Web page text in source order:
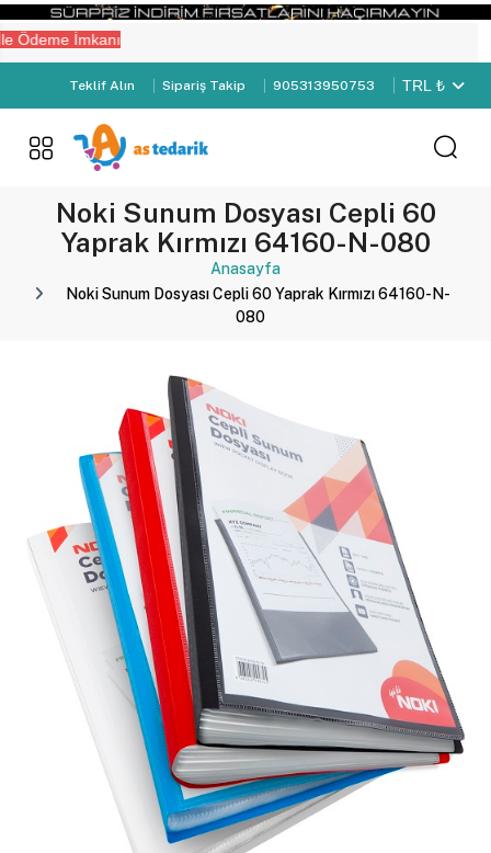
İmkanı
Teklif Alın Sipariş Takip 905313950753 TRL ₺
Noki Sunum Dosyası Cepli 60
Yaprak Kırmızı 64160-N-080
Anasayfa
Noki Sunum Dosyası Cepli 60 Yaprak Kırmızı 64160-N-
080